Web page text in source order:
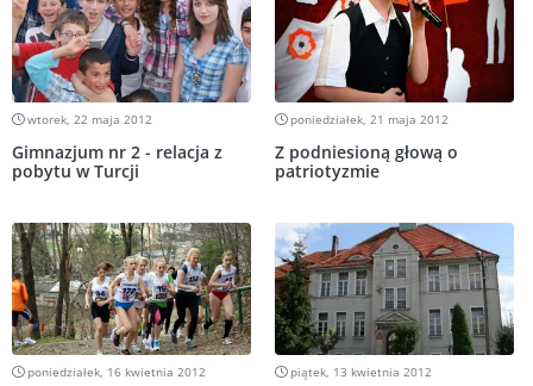
wtorek, 22 maja 2012
Gimnazjum nr 2 - relacja z
pobytu w Turcji
poniedziałek, 21 maja 2012
Z podniesioną głową o
patriotyzmie
poniedziałek, 16 kwietnia 2012 piątek, 13 kwietnia 2012